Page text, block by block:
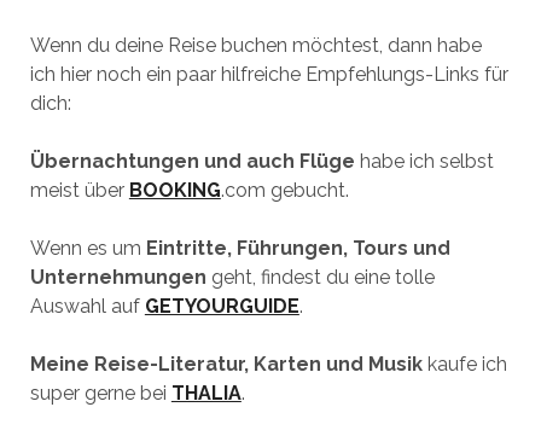
Wenn du deine Reise buchen möchtest, dann habe
ich hier noch ein paar hilfreiche Empfehlungs-Links für
dich:
Übernachtungen und auch Flüge habe ich selbst
meist über BOOKING.com gebucht.
Wenn es um Eintritte, Führungen, Tours und
Unternehmungen geht, findest du eine tolle
Auswahl auf GETYOURGUIDE.
Meine Reise-Literatur, Karten und Musikkaufe ich
super gerne bei THALIA.